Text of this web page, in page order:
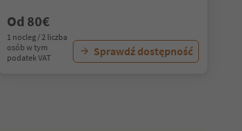
Od 80€
1 nocleg / 2 liczba
osób w tym
podatek VAT
Sprawdź dostępność